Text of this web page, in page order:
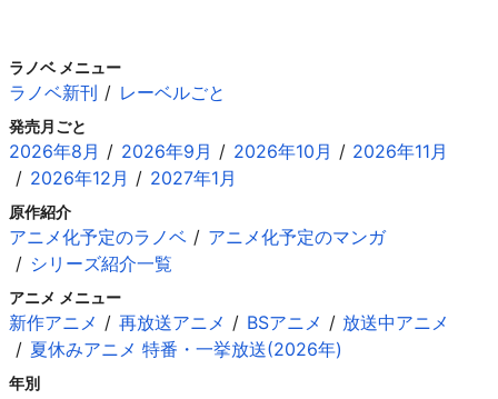
ラノベ メニュー
ラノベ新刊 レーベルごと
発売月ごと
2026年8月 2026年9月 2026年10月
2026年11月
2026年12月
2027年1月
原作紹介
アニメ化予定のラノベ
アニメ化予定のマンガ
シリーズ紹介一覧
アニメ メニュー
新作アニメ 再放送アニメ BSアニメ
放送中アニメ
夏休みアニメ 特番・一挙放送(2026年)
年別